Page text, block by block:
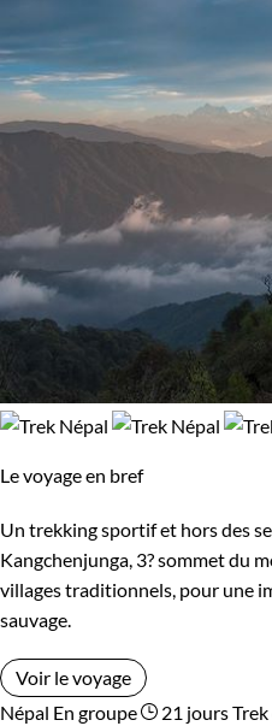
Le voyage en bref
Un trekking sportif et hors des
Kangchenjunga, 3? sommet du
villages traditionnels, pour une
sauvage.
Voir le voyage
Népal En groupe 21 jours